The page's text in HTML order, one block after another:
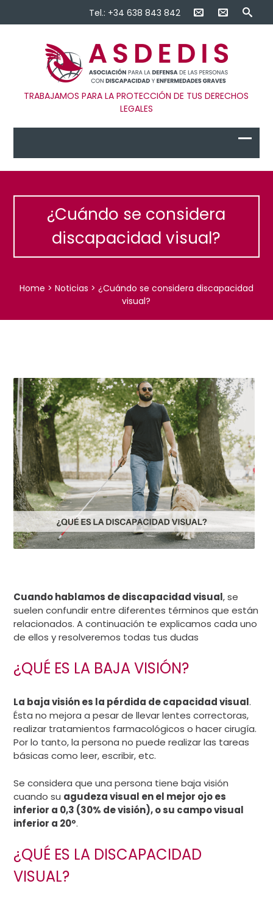
Tel.: +34 638 843 842
TRABAJAMOS PARA LA PROTECCIÓN DE TUS DERECHOS
LEGALES
¿Cuándo se considera
discapacidad visual?
Home > Noticias > ¿Cuándo se considera discapacidad
visual?
Cuando hablamos de discapacidad visual, se
suelen confundir entre diferentes términos que están
relacionados. A continuación te explicamos cada uno
de ellos y resolveremos todas tus dudas
¿QUÉ ES LA BAJA VISIÓN?
La baja visión es la pérdida de capacidad visual.
Ésta no mejora a pesar de llevar lentes correctoras,
realizar tratamientos farmacológicos o hacer cirugía.
Por lo tanto, la persona no puede realizar las tareas
básicas como leer, escribir, etc.
Se considera que una persona tiene baja visión
cuando su agudeza visual en el mejor ojo es
inferior a 0,3 (30% de visión), o su campo visual
inferior a 20º.
¿QUÉ ES LA DISCAPACIDAD
VISUAL?